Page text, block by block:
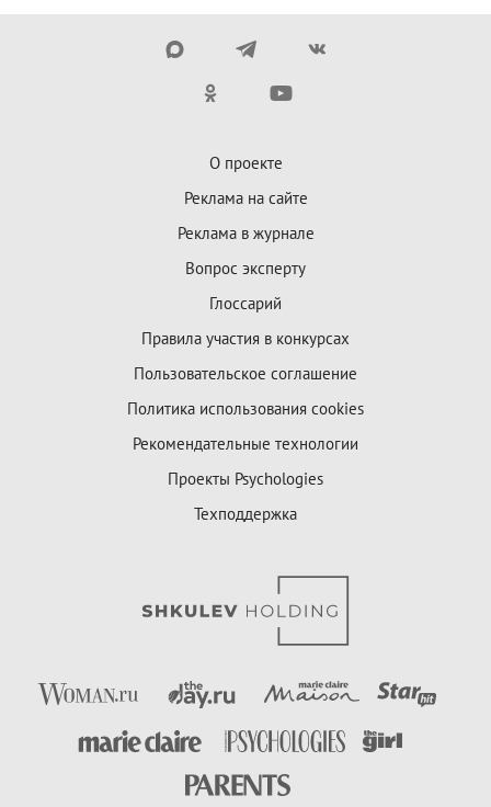
О проекте
Реклама на сайте
Реклама в журнале
Вопрос эксперту
Глоссарий
Правила участия в конкурсах
Пользовательское соглашение
Политика использования cookies
Рекомендательные технологии
Проекты Psychologies
Техподдержка